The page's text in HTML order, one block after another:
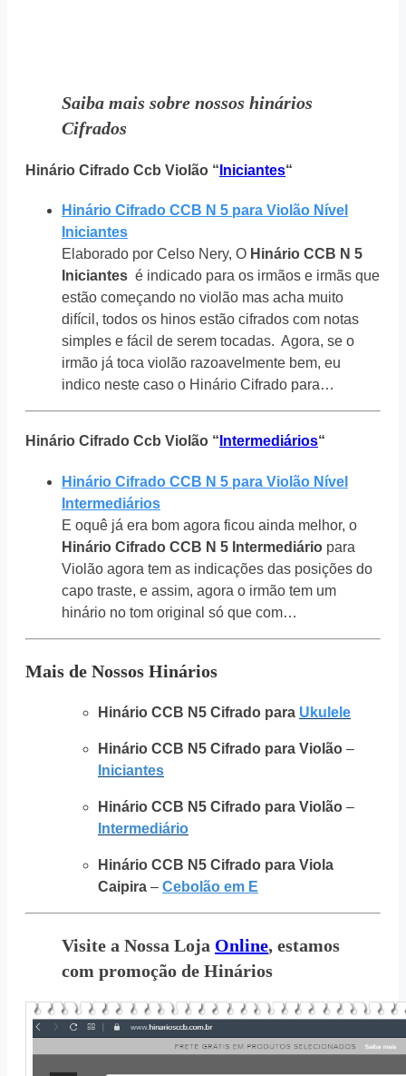
Saiba mais sobre nossos hinários
Cifrados
Hinário Cifrado Ccb Violão “ Iniciantes“
Hinário Cifrado CCB N 5 para Violão Nível
Iniciantes
Elaborado por Celso Nery, O Hinário CCB N 5
Iniciantes é indicado para os irmãos e irmãs que
estão começando no violão mas acha muito
difícil, todos os hinos estão cifrados com notas
simples e fácil de serem tocadas. Agora, se o
irmão já toca violão razoavelmente bem, eu
indico neste caso o Hinário Cifrado para…
Hinário Cifrado Ccb Violão “ Intermediários“
Hinário Cifrado CCB N 5 para Violão Nível
Intermediários
E oquê já era bom agora ficou ainda melhor, o
Hinário Cifrado CCB N 5 Intermediário para
Violão agora tem as indicações das posições do
capo traste, e assim, agora o irmão tem um
hinário no tom original só que com…
Mais de Nossos Hinários
Hinário CCB N5 Cifrado para Ukulele
Hinário CCB N5 Cifrado para Violão –
Iniciantes
Hinário CCB N5 Cifrado para Violão –
Intermediário
Hinário CCB N5 Cifrado para Viola
Caipira – Cebolão em E
Visite a Nossa Loja Online, estamos
com promoção de Hinários